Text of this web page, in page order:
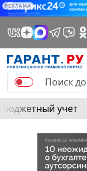
РЕКЛАМА
Бюджетный учет